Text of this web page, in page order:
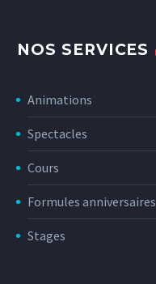
NOS SERVICES
Animations
Spectacles
Cours
Formules anniversaires
Stages